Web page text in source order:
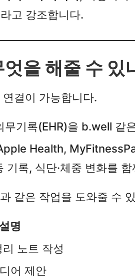
고 강조합니다.​
을 해줄 수 있
결이 가능합니다.​
무기록(EHR)을 b.well 같
Health,
록, 식단·체중 변화를 함
같은 작업을 도와줄 수
명
노트 작성
어 제안